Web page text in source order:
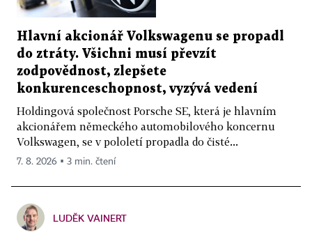
Hlavní akcionář Volkswagenu se propadl
do ztráty. Všichni musí převzít
zodpovědnost, zlepšete
konkurenceschopnost, vyzývá vedení
Holdingová společnost Porsche SE, která je hlavním
akcionářem německého automobilového koncernu
Volkswagen, se v pololetí propadla do čisté...
7. 8. 2026 ▪ 3 min. čtení
LUDĚK VAINERT